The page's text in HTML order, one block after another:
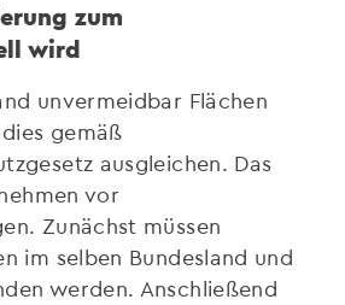
zum
wird
unvermeidbar Flächen
gemäß
ausgleichen. Das
vor
Zunächst müssen
im selben Bundesland und
werden. Anschließend